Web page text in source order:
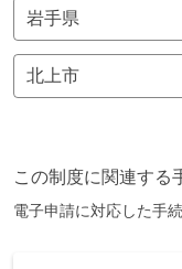
この制度に関連する
電子申請に対応した手